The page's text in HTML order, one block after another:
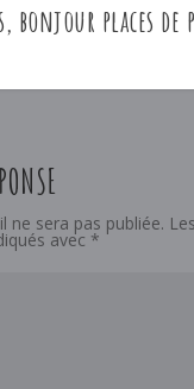
bonjour places
ne sera pas publiée.
avec *